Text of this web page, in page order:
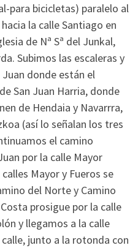
para bicicletas) paralelo al
la calle Santiago en
de Nª Sª del Junkal,
Subimos las escaleras y
Juan donde están el
San Juan Harria, donde
de Hendaia y Navarrra,
(así lo señalan los tres
el camino
por la calle Mayor
Mayor y Fueros se
del Norte y Camino
prosigue por la calle
y llegamos a la calle
junto a la rotonda con